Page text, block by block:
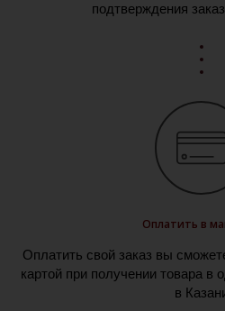
подтверждения
Оплатить в
Оплатить свой заказ вы
картой при получении товара в
в